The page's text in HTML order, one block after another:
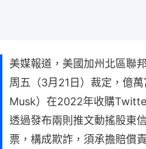
美媒報道，美國加州北區聯
周五（3月21日）裁定，億
Musk）在2022年收購
透過發布兩則推文動搖股東
票，構成欺詐，須承擔賠償